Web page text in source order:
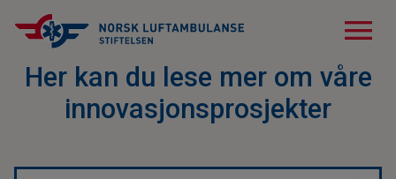
menu
Her kan du lese mer om våre
innovasjonsprosjekter